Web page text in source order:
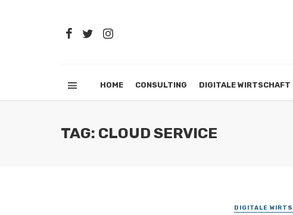
HOME CONSULTING DIGITALE WIRTSCHAFT
TAG: CLOUD SERVICE
DIGITALE